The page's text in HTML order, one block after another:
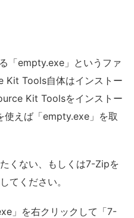
「empty.exe」というファ
Kit Tools自体はインストー
Kit Toolsをインストー
使えば「empty.exe」を取
くない、もしくは7-Zipを
てください。
」を右クリックして「7-